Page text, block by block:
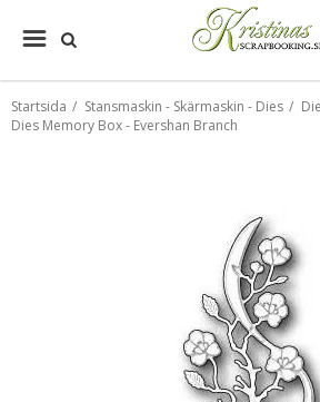
Startsida / Stansmaskin - Skärmaskin - Dies /
Dies Memory Box - Evershan Branch